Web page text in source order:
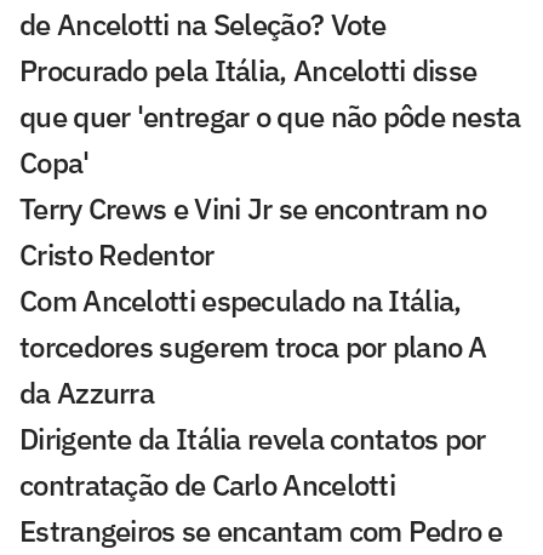
de Ancelotti na Seleção? Vote
Procurado pela Itália, Ancelotti disse
que quer 'entregar o que não pôde nesta
Copa'
Terry Crews e Vini Jr se encontram no
Cristo Redentor
Com Ancelotti especulado na Itália,
torcedores sugerem troca por plano A
da Azzurra
Dirigente da Itália revela contatos por
contratação de Carlo Ancelotti
Estrangeiros se encantam com Pedro e